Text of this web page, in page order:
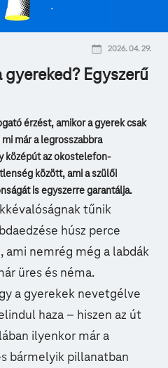
2026. 04. 29.
Egyszerű
érzést, amikor a gyerek csak
már a legrosszabbra
középút az okostelefon-
között, ami a szülői
is egyszerre garantálja.
tűnik
húsz perce
nemrég még a labdák
üres és néma.
a gyerekek nevetgélve
haza – hiszen az út
ilyenkor már a
bármelyik pillanatban